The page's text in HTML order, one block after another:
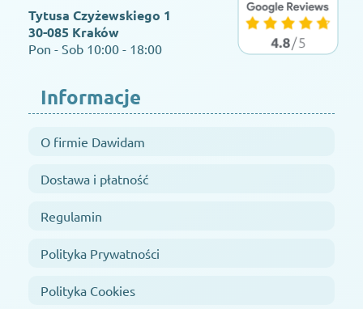
Tytusa Czyżewskiego 1
30-085 Kraków
Pon - Sob 10:00 - 18:00
Informacje
O firmie Dawidam
Dostawa i płatność
Regulamin
Polityka Prywatności
Polityka Cookies